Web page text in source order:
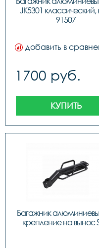
JK5301 классический,
91507
добавить в
1700 руб.
КУПИТЬ
Багажник
крепление на вынос